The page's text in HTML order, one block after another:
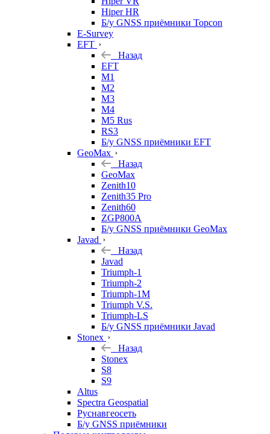
Hiper HR
Б/у GNSS приёмники Topcon
E-Survey
EFT
Назад
EFT
M1
M2
M3
M4
M5 Rus
RS3
Б/у GNSS приёмники EFT
GeoMax
Назад
GeoMax
Zenith10
Zenith35 Pro
Zenith60
ZGP800A
Б/у GNSS приёмники GeoMax
Javad
Назад
Javad
Triumph-1
Triumph-2
Triumph-1M
Triumph V.S.
Triumph-LS
Б/у GNSS приёмники Javad
Stonex
Назад
Stonex
S8
S9
Altus
Spectra Geospatial
Руснавгеосеть
Б/у GNSS приёмники